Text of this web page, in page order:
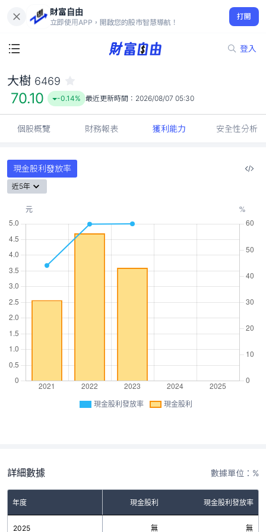
財富自由
立即使用APP，開啟您的股市智慧導航！
打開
登入
70.10
-0.14%
大樹 6469
70.10 -0.14% 最近更新時間： 2026/08/07 05:30
個股概覽 財務報表 獲利能力 安全性分析
現金股利發放率
近5年
現金股利發放率 現金股利
詳細數據 數據單位：%
年度 現金股利 現金股利發放率
2025 無 無